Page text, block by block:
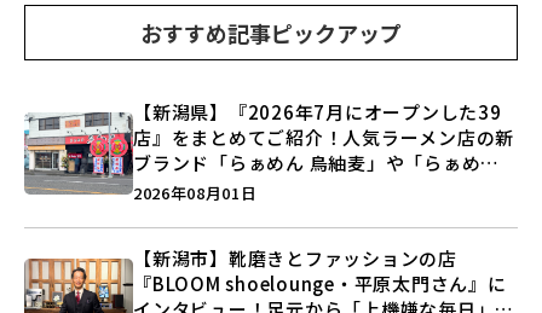
おすすめ記事ピックアップ
【新潟県】『2026年7月にオープンした39
店』をまとめてご紹介！人気ラーメン店の新
ブランド「らぁめん 鳥紬麦」や「らぁめん
しょうがの空」など盛りだくさん♪
2026年08月01日
【新潟市】靴磨きとファッションの店
『BLOOM shoelounge・平原太門さん』に